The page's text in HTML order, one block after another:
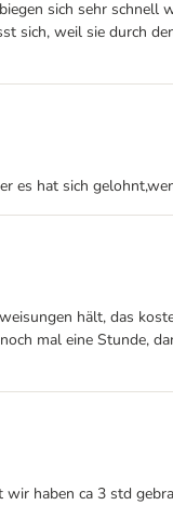
sich sehr
sich, weil sie durch
es hat sich
hält, das
mal eine Stunde,
haben ca 3 std